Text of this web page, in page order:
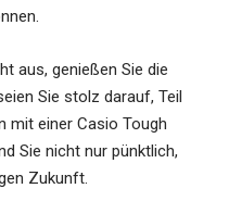
aus, genießen Sie die
Sie stolz darauf, Teil
mit einer Casio Tough
Sie nicht nur pünktlich,
Zukunft.